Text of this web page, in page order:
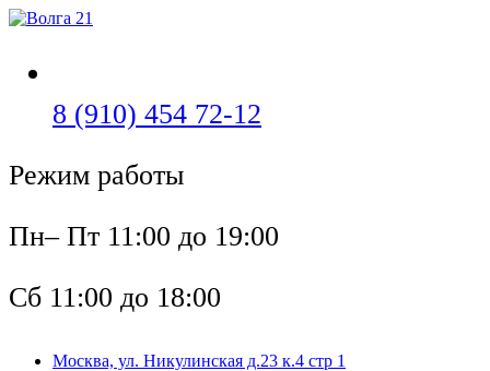
Перейти
8 (910) 454 72-12
Режим работы
Пн– Пт 11:00 до 19:00
Сб 11:00 до 18:00
Москва, ул. Никулинская д.23 к.4 стр 1